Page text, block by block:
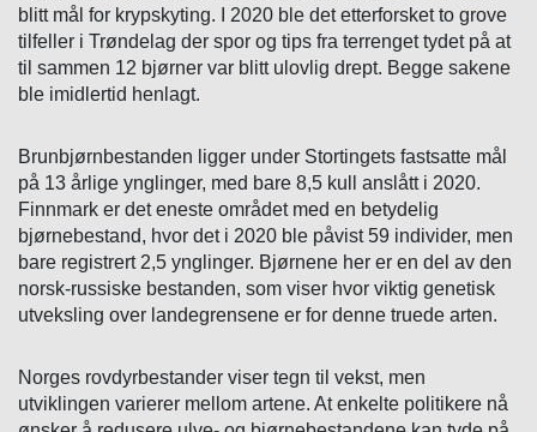
blitt mål for krypskyting. I 2020 ble det etterforsket to grove
tilfeller i Trøndelag der spor og tips fra terrenget tydet på at
til sammen 12 bjørner var blitt ulovlig drept. Begge sakene
ble imidlertid henlagt.
Brunbjørnbestanden ligger under Stortingets fastsatte mål
på 13 årlige ynglinger, med bare 8,5 kull anslått i 2020.
Finnmark er det eneste området med en betydelig
bjørnebestand, hvor det i 2020 ble påvist 59 individer, men
bare registrert 2,5 ynglinger. Bjørnene her er en del av den
norsk-russiske bestanden, som viser hvor viktig genetisk
utveksling over landegrensene er for denne truede arten.
Norges rovdyrbestander viser tegn til vekst, men
utviklingen varierer mellom artene. At enkelte politikere nå